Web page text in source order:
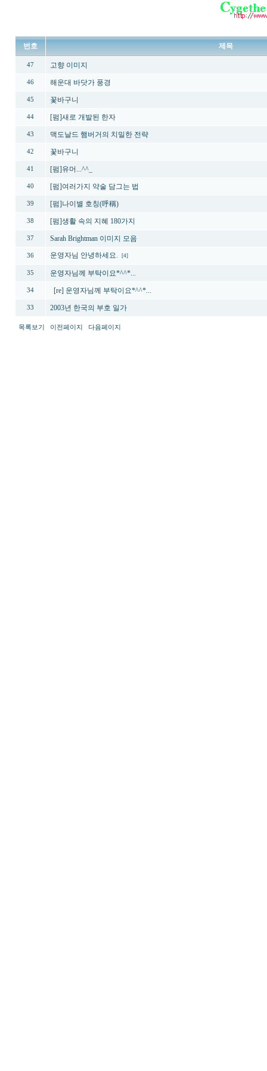
번호 제목
47 고향 이미지
46 해운대 바닷가 풍경
45 꽃바구니
44 [펌]새로 개발된 한자
43 맥도날드 햄버거의 치밀한 전략
42 꽃바구니
41 [펌]유머...^^_
40 [펌]여러가지 약술 담그는 법
39 [펌]나이별 호칭(呼稱)
38 [펌]생활 속의 지혜 180가지
37 Sarah Brightman 이미지 모음
36 운영자님 안녕하세요. [4]
35 운영자님께 부탁이요*^^*...
34 [re] 운영자님께 부탁이요*^^*...
33 2003년 한국의 부호 일가
목록보기 이전페이지 다음페이지